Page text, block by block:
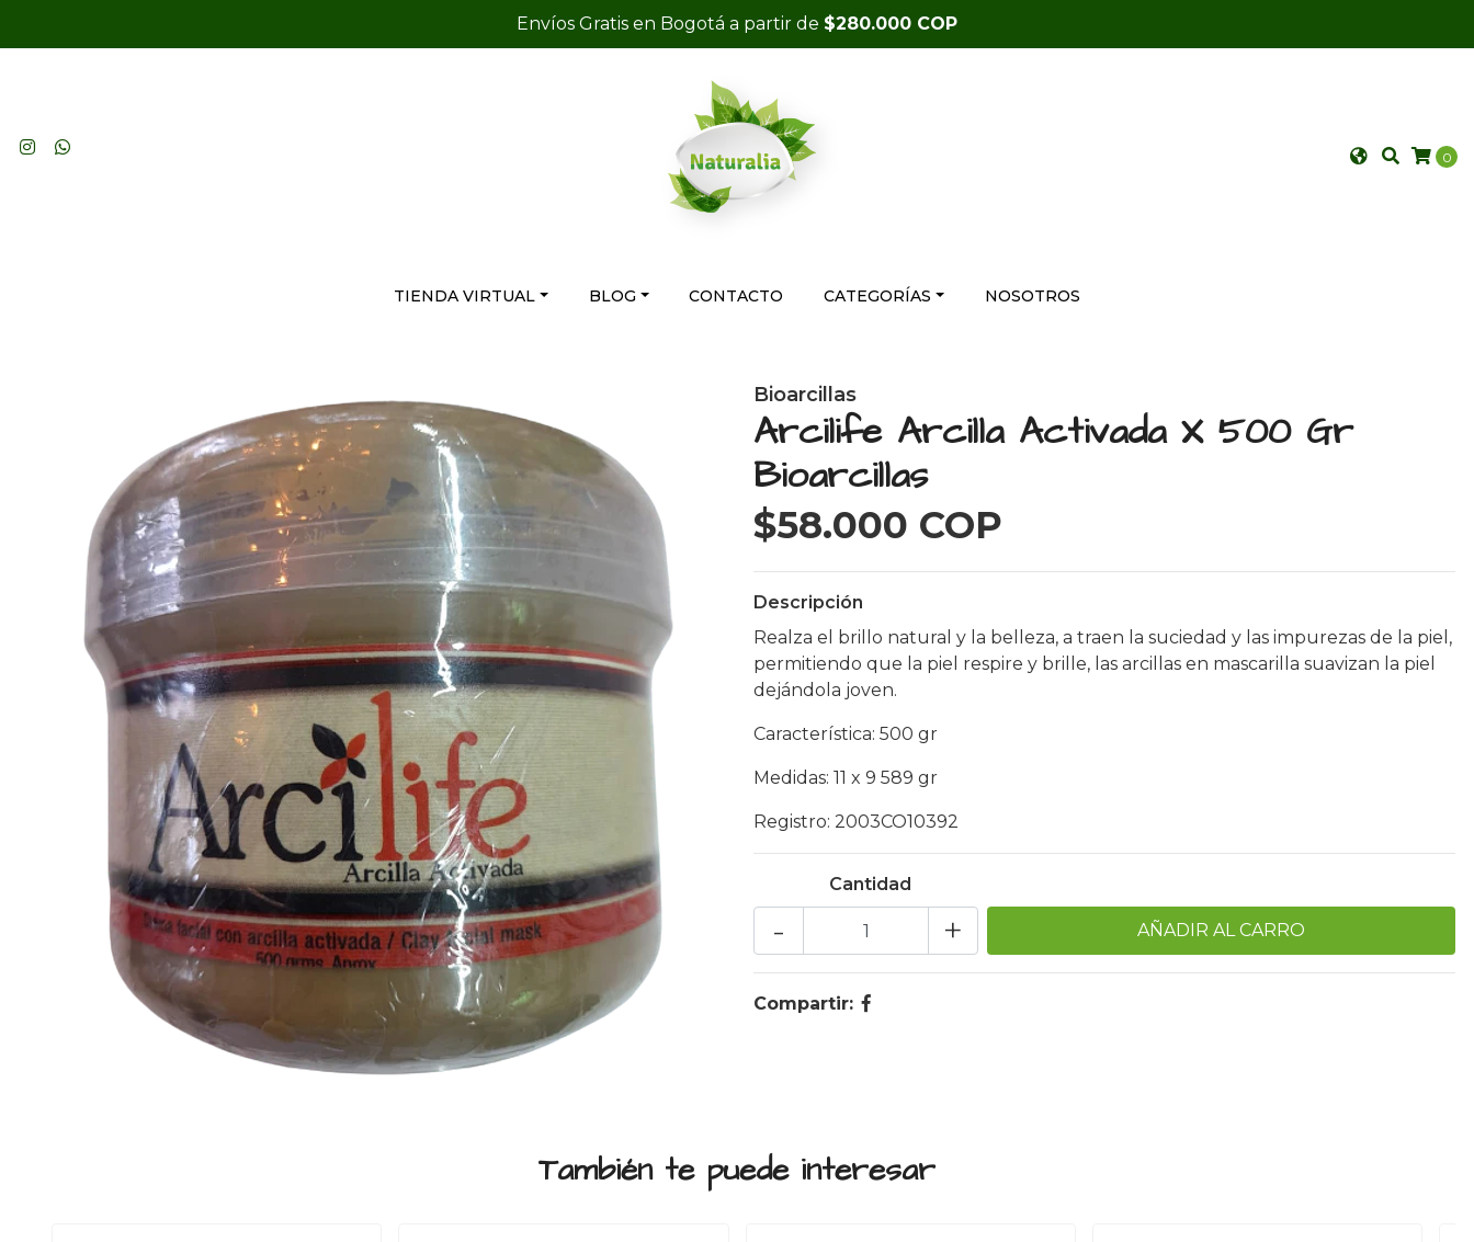
Envíos Gratis en Bogotá a partir de $280.000 COP
0
TIENDA VIRTUAL BLOG CONTACTO CATEGORÍAS NOSOTROS
Bioarcillas
Arcilife Arcilla Activada X 500 Gr
Bioarcillas
$58.000 COP
Descripción
Realza el brillo natural y la belleza, a traen la suciedad y las impurezas de la piel,
permitiendo que la piel respire y brille, las arcillas en mascarilla suavizan la piel
dejándola joven.
Característica: 500 gr
Medidas: 11 x 9 589 gr
Registro: 2003CO10392
Cantidad
+
-
Compartir:
También te puede interesar